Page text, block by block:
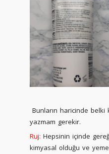
Bunların haricinde belki
yazmam gerekir.
Ruj: Hepsinin içinde
kimyasal olduğu ve